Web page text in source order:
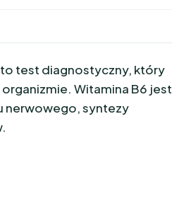
to test diagnostyczny, który
Witamina B6 jest
nerwowego, syntezy